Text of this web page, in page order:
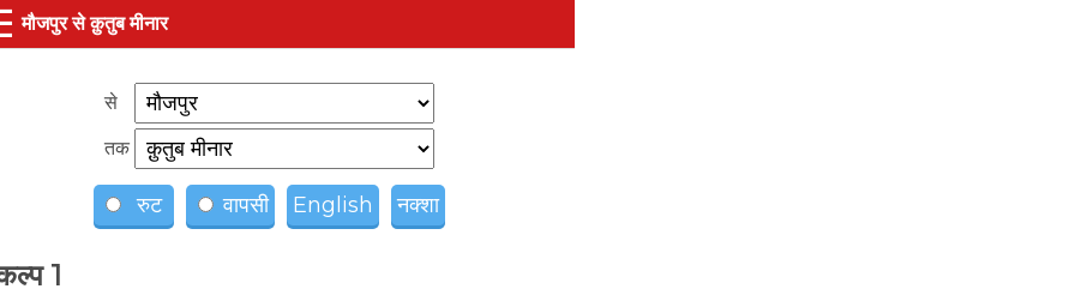
मौजपुर से क़ुतुब मीनार
से
तक
रुट वापसी English नक्शा
1